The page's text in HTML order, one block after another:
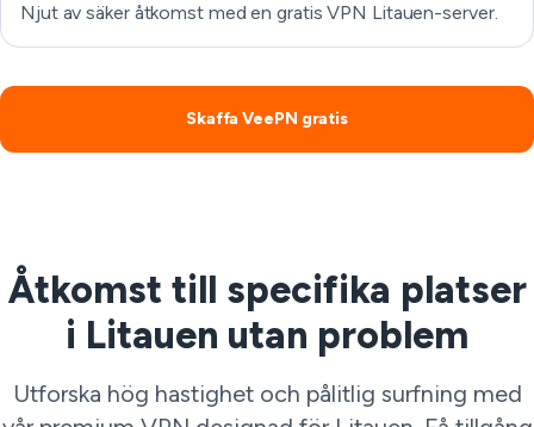
Njut av säker åtkomst med en gratis VPN Litauen-server.
Skaffa VeePN gratis
Åtkomst till specifika platser
i Litauen utan problem
Utforska hög hastighet och pålitlig surfning med